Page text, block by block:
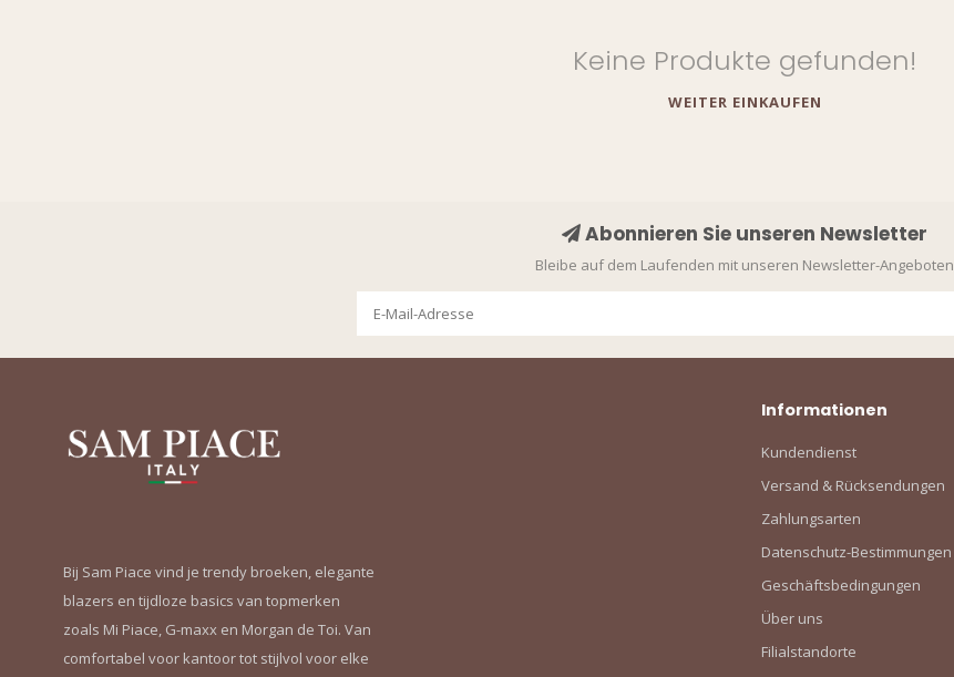
Keine Produkte gefunden!
WEITER EINKAUFEN
Abonnieren Sie unseren Newsletter
Bleibe auf dem Laufenden mit unseren Newsletter-Angeboten
Bij Sam Piace vind je trendy broeken, elegante
blazers en tijdloze basics van topmerken
zoals Mi Piace, G-maxx en Morgan de Toi. Van
comfortabel voor kantoor tot stijlvol voor elke
Informationen
Kundendienst
Versand & Rücksendungen
Zahlungsarten
Datenschutz-Bestimmungen
Geschäftsbedingungen
Über uns
Filialstandorte